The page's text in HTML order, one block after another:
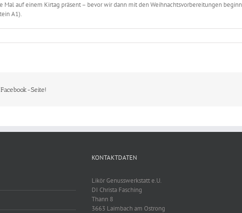
Mal auf einem Kirtag präsent – bevor wir dann mit den Weihnachtsvorbereitungen
A1).
Seite!
KONTAKTDATEN
Likör Genusswerkstatt e.U.
DI Christa Fasching
Thann 8
3663 Laimbach am Ostrong